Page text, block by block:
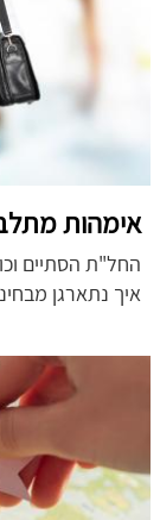
אימהות
החל"ת הסתיים
איך נתארגן